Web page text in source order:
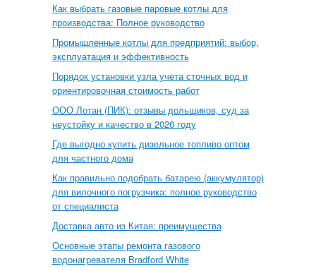
Как выбрать газовые паровые котлы для
производства: Полное руководство
Промышленные котлы для предприятий: выбор,
эксплуатация и эффективность
Порядок установки узла учета сточных вод и
ориентировочная стоимость работ
ООО Лотан (ПИК): отзывы дольщиков, суд за
неустойку и качество в 2026 году
Где выгодно купить дизельное топливо оптом
для частного дома
Как правильно подобрать батарею (аккумулятор)
для вилочного погрузчика: полное руководство
от специалиста
Доставка авто из Китая: преимущества
Основные этапы ремонта газового
водонагревателя Bradford White